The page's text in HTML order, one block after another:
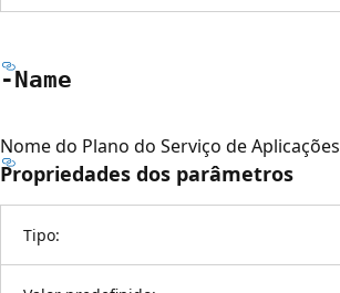
-Name
Nome do Plano do Serviço de Aplicações
Propriedades dos parâmetros
Tipo: